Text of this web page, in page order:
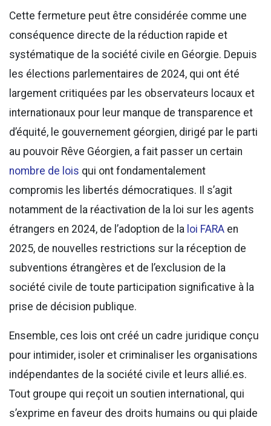
Cette fermeture peut être considérée comme une
conséquence directe de la réduction rapide et
systématique de la société civile en Géorgie. Depuis
les élections parlementaires de 2024, qui ont été
largement critiquées par les observateurs locaux et
internationaux pour leur manque de transparence et
d’équité, le gouvernement géorgien, dirigé par le parti
au pouvoir Rêve Géorgien, a fait passer un certain
nombre de lois qui ont fondamentalement
compromis les libertés démocratiques. Il s’agit
notamment de la réactivation de la loi sur les agents
étrangers en 2024, de l’adoption de la loi FARA en
2025, de nouvelles restrictions sur la réception de
subventions étrangères et de l’exclusion de la
société civile de toute participation significative à la
prise de décision publique.
Ensemble, ces lois ont créé un cadre juridique conçu
pour intimider, isoler et criminaliser les organisations
indépendantes de la société civile et leurs allié.es.
Tout groupe qui reçoit un soutien international, qui
s’exprime en faveur des droits humains ou qui plaide